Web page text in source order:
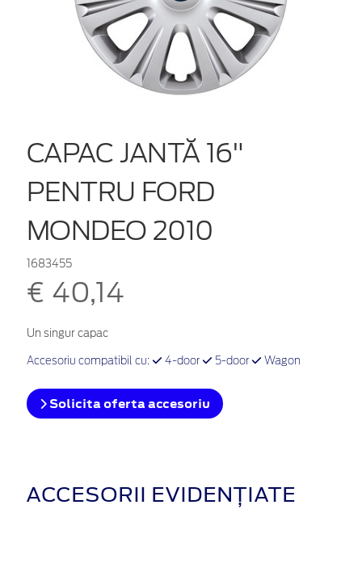
CAPAC JANTĂ 16"
PENTRU FORD
MONDEO 2010
1683455
€ 40,14
Un singur capac
Accesoriu compatibil cu: 4-door 5-door Wagon
Solicita oferta accesoriu
ACCESORII EVIDENȚIATE